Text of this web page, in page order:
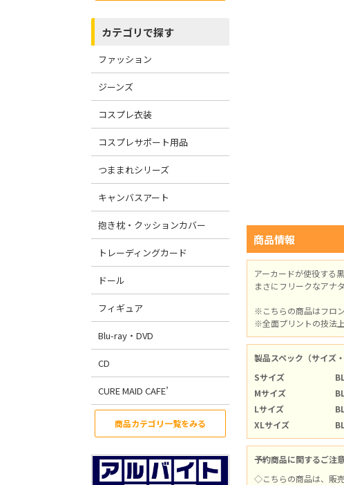
カテゴリで探す
ファッション
ジーンズ
コスプレ衣装
コスプレサポート用品
つままれシリーズ
キャンバスアート
抱き枕・クッションカバー
トレーディングカード
ドール
フィギュア
Blu-ray・DVD
CD
CURE MAID CAFE’
商品カテゴリ一覧をみる
商品情報
アーカードが使役する
まさにフリークなアナ
※こちらの商品はフロ
※全面プリントの技法
製品スペック（サイズ・
Sサイズ
Mサイズ
Lサイズ
XLサイズ
予約商品に関するご注
◇こちらの商品は、販